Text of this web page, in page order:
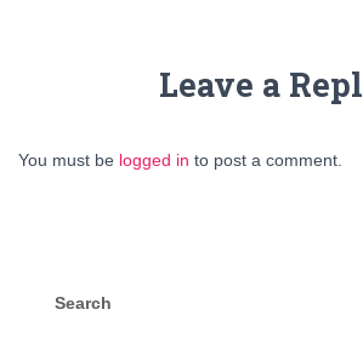
Leave a
You must be logged in to post a comment.
Search